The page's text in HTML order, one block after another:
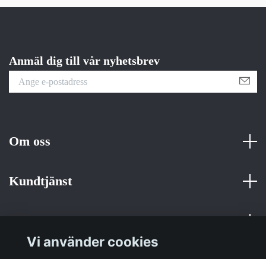
Anmäl dig till vår nyhetsbrev
Om oss
Kundtjänst
Vi använder cookies